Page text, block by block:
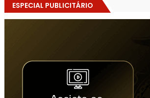
ESPECIAL PUBLICITÁRIO